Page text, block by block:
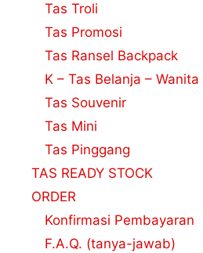
Tas Troli
Tas Promosi
Tas Ransel Backpack
K – Tas Belanja – Wanita
Tas Souvenir
Tas Mini
Tas Pinggang
TAS READY STOCK
ORDER
Konfirmasi Pembayaran
F.A.Q. (tanya-jawab)